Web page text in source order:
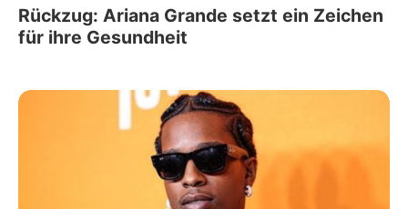
Rückzug: Ariana Grande setzt ein Zeichen
für ihre Gesundheit